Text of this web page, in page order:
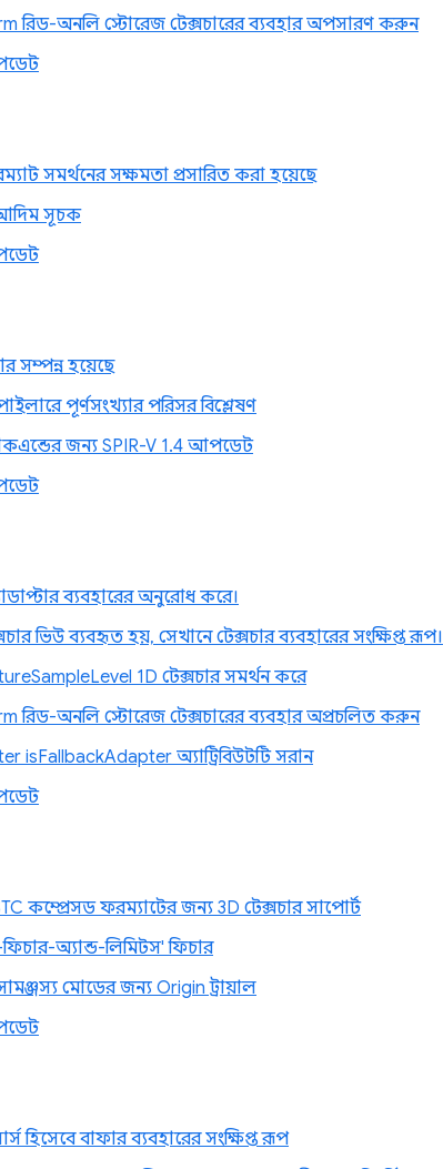
রিড-অনলি স্টোরেজ টেক্সচারের ব্যবহার অপসারণ করুন
সমর্থনের সক্ষমতা প্রসারিত করা হয়েছে
সূচক
সম্পন্ন হয়েছে
পূর্ণসংখ্যার পরিসর বিশ্লেষণ
জন্য SPIR-V 1.4 আপডেট
ব্যবহারের অনুরোধ করে।
ভিউ ব্যবহৃত হয়, সেখানে টেক্সচার ব্যবহারের সংক্ষিপ্ত রূপ।
1D টেক্সচার সমর্থন করে
রিড-অনলি স্টোরেজ টেক্সচারের ব্যবহার অপ্রচলিত করুন
isFallbackAdapter অ্যাট্রিবিউটটি সরান
কম্প্রেসড ফরম্যাটের জন্য 3D টেক্সচার সাপোর্ট
অ্যান্ড-লিমিটস' ফিচার
মোডের জন্য Origin ট্রায়াল
হিসেবে বাফার ব্যবহারের সংক্ষিপ্ত রূপ